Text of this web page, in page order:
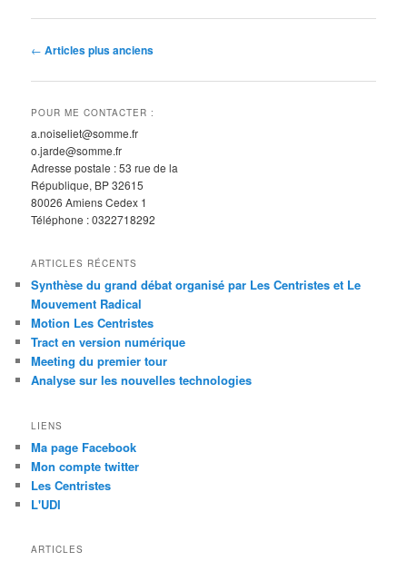
N
v
i
a
t
i
o
n
e
s
a
r
t
i
c
l
s
← Articles plus anciens
POUR ME CONTACTER :
a.noiseliet@somme.fr
o.jarde@somme.fr
Adresse postale : 53 rue de la
République, BP 32615
80026 Amiens Cedex 1
Téléphone : 0322718292
ARTICLES RÉCENTS
Synthèse du grand débat organisé par Les Centristes et Le
Mouvement Radical
Motion Les Centristes
Tract en version numérique
Meeting du premier tour
Analyse sur les nouvelles technologies
LIENS
Ma page Facebook
Mon compte twitter
Les Centristes
L'UDI
ARTICLES